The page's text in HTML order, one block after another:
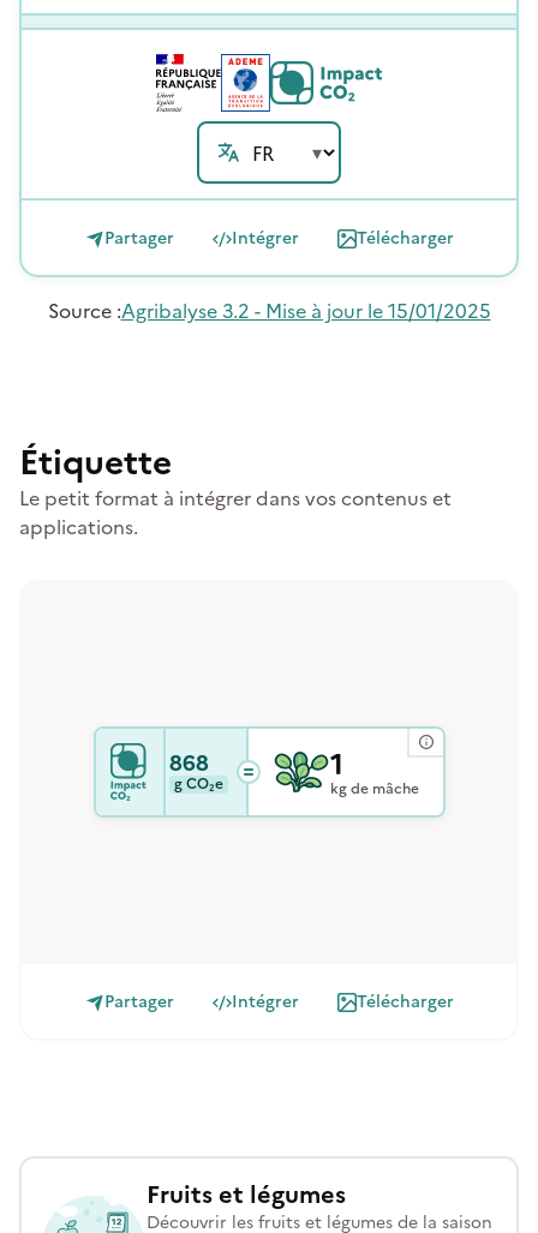
Partager Intégrer Télécharger
Source:Agribalyse 3.2 - Mise à jour le 15/01/2025
Étiquette
Le petit format à intégrer dans vos contenus et
applications.
868
gCO₂e 1
kg de mâche
Partager Intégrer Télécharger
Fruits et légumes
Découvrir les fruits et légumes de la saison